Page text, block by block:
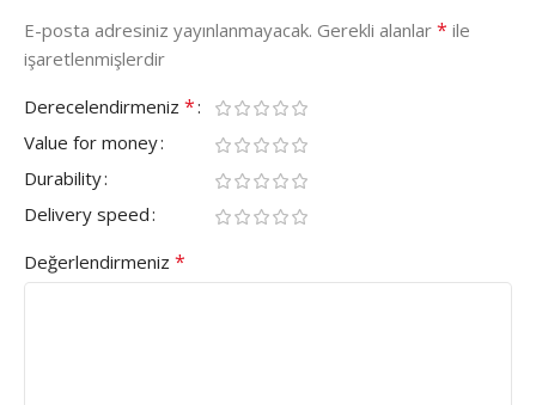
E-posta adresiniz yayınlanmayacak. Gerekli alanlar * ile
işaretlenmişlerdir
Derecelendirmeniz *
Value for money
Durability
Delivery speed
Değerlendirmeniz *